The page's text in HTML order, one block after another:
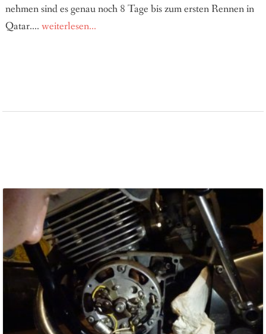
nehmen sind es genau noch 8 Tage bis zum ersten Rennen in
Qatar.... weiterlesen...